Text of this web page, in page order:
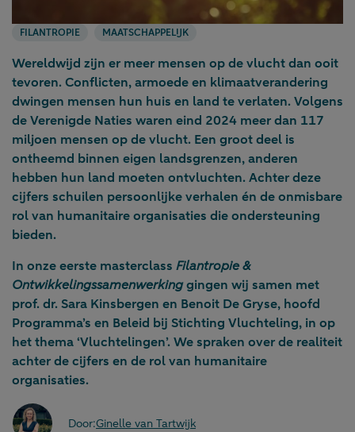
FILANTROPIE MAATSCHAPPELIJK
Wereldwijd zijn er meer mensen op de vlucht dan ooit
tevoren. Conflicten, armoede en klimaatverandering
dwingen mensen hun huis en land te verlaten. Volgens
de Verenigde Naties waren eind 2024 meer dan 117
miljoen mensen op de vlucht. Een groot deel is
ontheemd binnen eigen landsgrenzen, anderen
hebben hun land moeten ontvluchten. Achter deze
cijfers schuilen persoonlijke verhalen én de onmisbare
rol van humanitaire organisaties die ondersteuning
bieden.
In onze eerste masterclass Filantropie &
Ontwikkelingssamenwerkinggingen wij samen met
prof. dr. Sara Kinsbergen en Benoit De Gryse, hoofd
Programma’s en Beleid bij Stichting Vluchteling, in op
het thema ‘Vluchtelingen’. We spraken over de realiteit
achter de cijfers en de rol van humanitaire
organisaties.
Door:Ginelle van Tartwijk